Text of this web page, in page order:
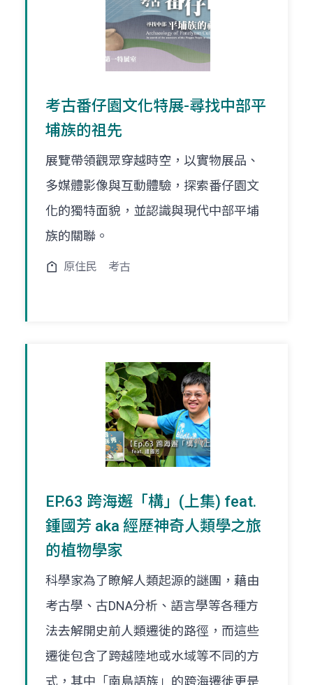
考古番仔園文化特展-尋找中部平
埔族的祖先
展覽帶領觀眾穿越時空，以實物展品、
多媒體影像與互動體驗，探索番仔園文
化的獨特面貌，並認識與現代中部平埔
族的關聯。
原住民 考古
EP.63 跨海邂「構」(上集) feat.
鍾國芳 aka 經歷神奇人類學之旅
的植物學家
科學家為了瞭解人類起源的謎團，藉由
考古學、古DNA分析、語言學等各種方
法去解開史前人類遷徙的路徑，而這些
遷徙包含了跨越陸地或水域等不同的方
式，其中「南島語族」的跨海遷徙更是